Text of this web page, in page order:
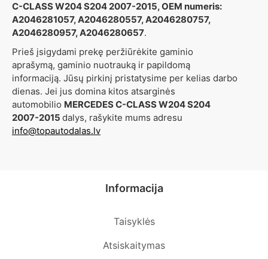
C-CLASS W204 S204 2007-2015, OEM numeris:
A2046281057, A2046280557, A2046280757,
A2046280957, A2046280657.
Prieš įsigydami prekę peržiūrėkite gaminio
aprašymą, gaminio nuotrauką ir papildomą
informaciją. Jūsų pirkinį pristatysime per kelias darbo
dienas. Jei jus domina kitos atsarginės
automobilio MERCEDES C-CLASS W204 S204
2007-2015 dalys, rašykite mums adresu
info@topautodalas.lv
Informacija
Taisyklės
Atsiskaitymas